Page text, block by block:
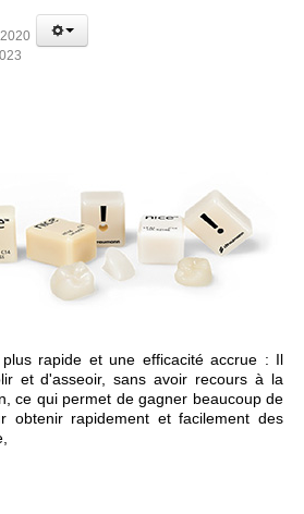
rapide et une efficacité accrue : Il
et d'asseoir, sans avoir recours à la
ce qui permet de gagner beaucoup de
obtenir rapidement et facilement des